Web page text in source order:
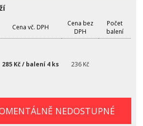
Cena vč. DPH
Cena bez
DPH
Počet
balení
285 Kč / balení 4 ks 236 Kč
NEDOSTUPNÉ